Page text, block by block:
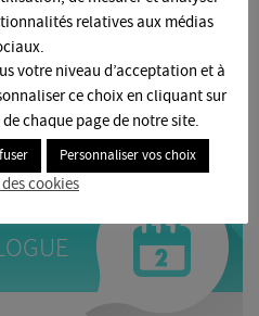
soutiennent la
DES ÉTUDIANTS
JE SOUTIENS
ICI
relatives aux médias
votre niveau d’acceptation et à
ce choix en cliquant sur
chaque page de notre site.
Personnaliser vos choix
cookies